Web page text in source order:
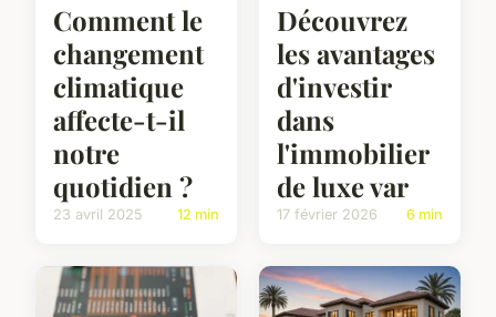
Comment le
changement
climatique
affecte-t-il
notre
quotidien ?
23 avril 2025 12 min
Découvrez
les avantages
d'investir
dans
l'immobilier
de luxe var
17 février 2026 6 min